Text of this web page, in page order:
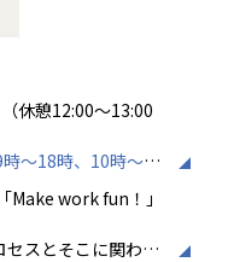
る関係性を構築。
は、今まさに第二次
プライム案件、ERP
おります。
ニアとして組織を一
ます。
休憩12:00～13:00
～18時、10時～19
月平均10時間）
Make work fun！」
スとそこに関わる